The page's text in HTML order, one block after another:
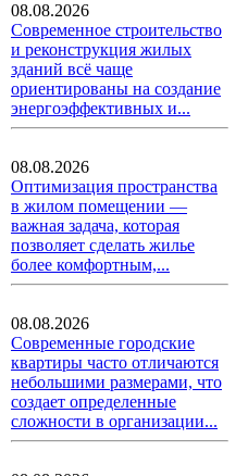
08.08.2026
Современное строительство
и реконструкция жилых
зданий всё чаще
ориентированы на создание
энергоэффективных и...
08.08.2026
Оптимизация пространства
в жилом помещении —
важная задача, которая
позволяет сделать жилье
более комфортным,...
08.08.2026
Современные городские
квартиры часто отличаются
небольшими размерами, что
создает определенные
сложности в организации...